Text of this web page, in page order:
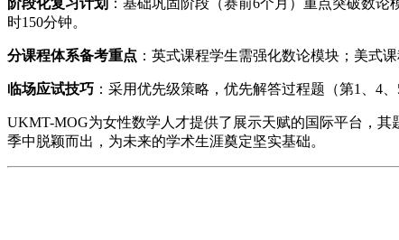
时150分钟。
​分课程体系备考重点​ ：英式课程学生需强化数论模块；美式
​临场应试技巧​ ：采用优先级策略，优先解答过程题（第1、4
UKMT-MOG为女性数学人才提供了展示天赋的国际平台，
季中脱颖而出，为未来的学术生涯奠定坚实基础。